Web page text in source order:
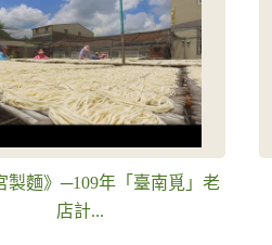
製麵》─109年「臺南覓」老
店計...